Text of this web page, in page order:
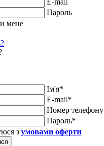
Пароль
мене
Ім'я*
E-mail*
Номер телефону
Пароль*
з умовами оферти